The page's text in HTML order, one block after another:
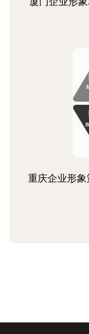
重庆企业形